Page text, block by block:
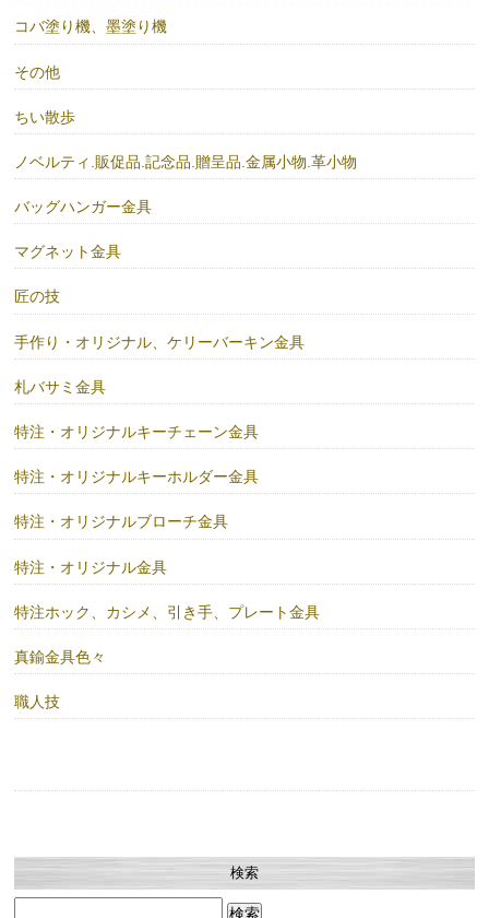
コバ塗り機、墨塗り機
その他
ちい散歩
ノベルティ.販促品.記念品.贈呈品.金属小物.革小物
バッグハンガー金具
マグネット金具
匠の技
手作り・オリジナル、ケリーバーキン金具
札バサミ金具
特注・オリジナルキーチェーン金具
特注・オリジナルキーホルダー金具
特注・オリジナルブローチ金具
特注・オリジナル金具
特注ホック、カシメ、引き手、プレート金具
真鍮金具色々
職人技
検索